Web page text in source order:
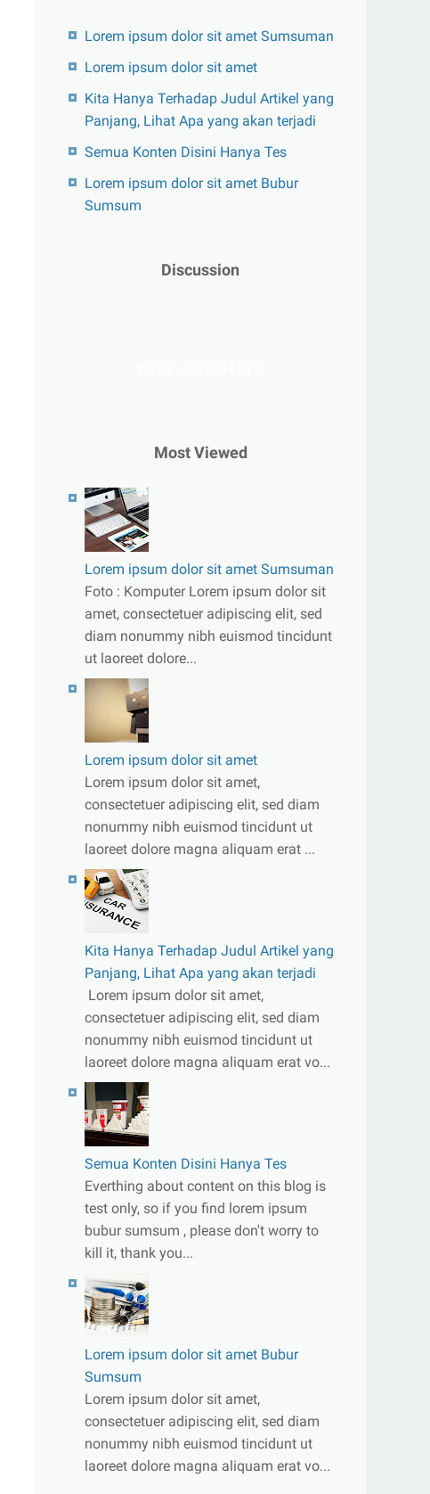
Lorem ipsum dolor sit amet Sumsuman
Lorem ipsum dolor sit amet
Kita Hanya Terhadap Judul Artikel yang
Panjang, Lihat Apa yang akan terjadi
Semua Konten Disini Hanya Tes
Lorem ipsum dolor sit amet Bubur
Sumsum
Discussion
Most Viewed
Lorem ipsum dolor sit amet Sumsuman
Foto : Komputer Lorem ipsum dolor sit
amet, consectetuer adipiscing elit, sed
diam nonummy nibh euismod tincidunt
ut laoreet dolore...
Lorem ipsum dolor sit amet
Lorem ipsum dolor sit amet,
consectetuer adipiscing elit, sed diam
nonummy nibh euismod tincidunt ut
laoreet dolore magna aliquam erat ...
Kita Hanya Terhadap Judul Artikel yang
Panjang, Lihat Apa yang akan terjadi
Lorem ipsum dolor sit amet,
consectetuer adipiscing elit, sed diam
nonummy nibh euismod tincidunt ut
laoreet dolore magna aliquam erat vo...
Semua Konten Disini Hanya Tes
Everthing about content on this blog is
test only, so if you find lorem ipsum
bubur sumsum , please don't worry to
kill it, thank you...
Lorem ipsum dolor sit amet Bubur
Sumsum
Lorem ipsum dolor sit amet,
consectetuer adipiscing elit, sed diam
nonummy nibh euismod tincidunt ut
laoreet dolore magna aliquam erat vo...